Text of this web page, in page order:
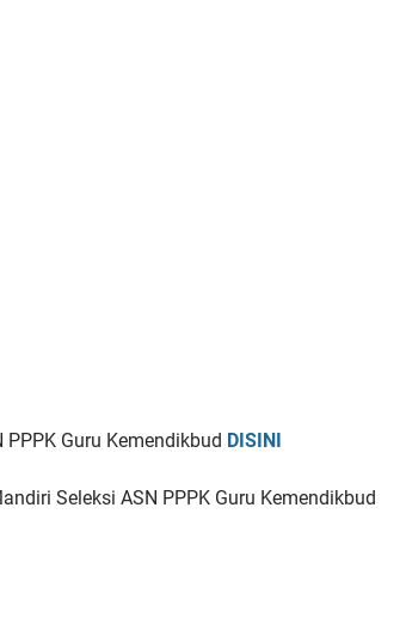
Guru Kemendikbud DISINI
Seleksi ASN PPPK Guru Kemendikbud